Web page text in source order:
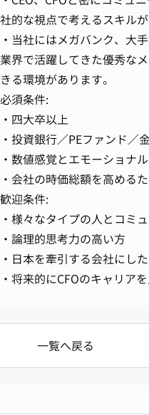
社的な視点で考えるスキル
・当社にはメガバンク、大
業界で活躍してきた優秀な
きる環境があります。
必須条件:
・四大卒以上
・投資銀行／PEファンド／
・数値感覚とエモーショナ
・会社の時価総額を高める
歓迎条件:
・様々なタイプの人とコミ
・論理的思考力の高い方
・日本を牽引する会社にし
・将来的にCFOのキャリア
一覧へ戻る